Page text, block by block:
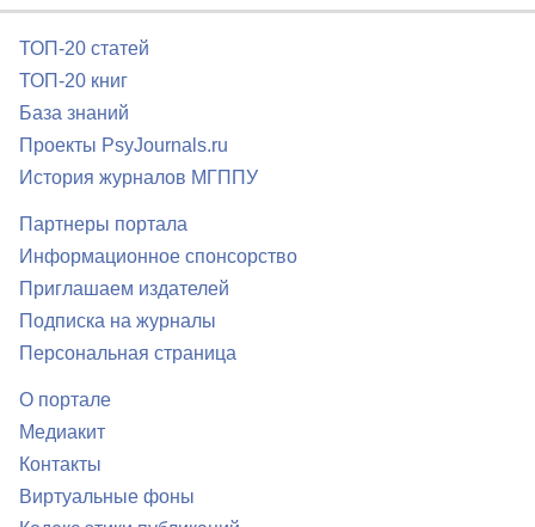
ТОП-20 статей
ТОП-20 книг
База знаний
Проекты PsyJournals.ru
История журналов МГППУ
Партнеры портала
Информационное спонсорство
Приглашаем издателей
Подписка на журналы
Персональная страница
О портале
Медиакит
Контакты
Виртуальные фоны